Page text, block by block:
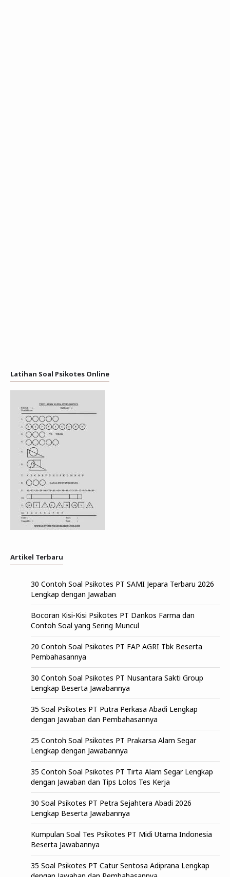
Latihan Soal Psikotes Online
Artikel Terbaru
30 Contoh Soal Psikotes PT SAMI Jepara Terbaru 2026
Lengkap dengan Jawaban
Bocoran Kisi-Kisi Psikotes PT Dankos Farma dan
Contoh Soal yang Sering Muncul
20 Contoh Soal Psikotes PT FAP AGRI Tbk Beserta
Pembahasannya
30 Contoh Soal Psikotes PT Nusantara Sakti Group
Lengkap Beserta Jawabannya
35 Soal Psikotes PT Putra Perkasa Abadi Lengkap
dengan Jawaban dan Pembahasannya
25 Contoh Soal Psikotes PT Prakarsa Alam Segar
Lengkap dengan Jawabannya
35 Contoh Soal Psikotes PT Tirta Alam Segar Lengkap
dengan Jawaban dan Tips Lolos Tes Kerja
30 Soal Psikotes PT Petra Sejahtera Abadi 2026
Lengkap Beserta Jawabannya
Kumpulan Soal Tes Psikotes PT Midi Utama Indonesia
Beserta Jawabannya
35 Soal Psikotes PT Catur Sentosa Adiprana Lengkap